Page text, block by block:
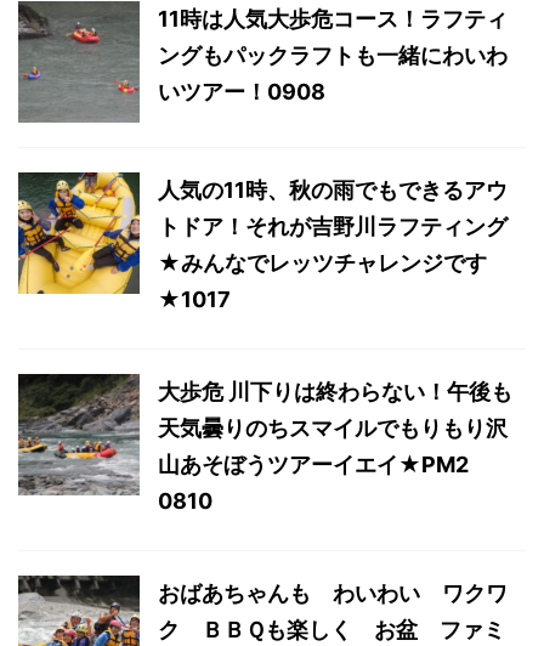
11時は人気大歩危コース！ラフティ
ングもパックラフトも一緒にわいわ
いツアー！0908
人気の11時、秋の雨でもできるアウ
トドア！それが吉野川ラフティング
★みんなでレッツチャレンジです
★1017
大歩危 川下りは終わらない！午後も
天気曇りのちスマイルでもりもり沢
山あそぼうツアーイエイ★PM2
0810
おばあちゃんも わいわい ワクワ
ク ＢＢＱも楽しく お盆 ファミ